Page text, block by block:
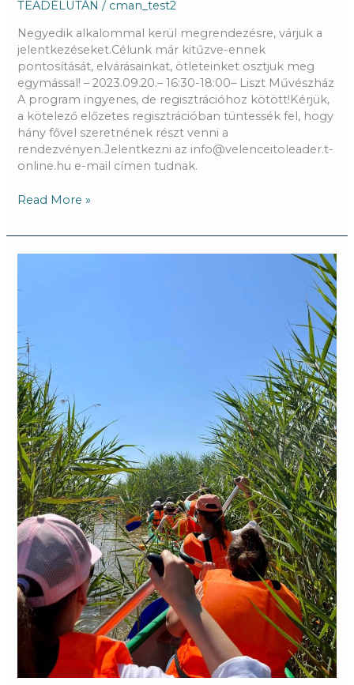
TEADÉLUTÁN / cman_test2
Negyedik alkalommal kerül megrendezésre, várjuk a
jelentkezéseket.Célunk már kitűzve-ennek
pontosítását, elvárásainkat, ötleteinket osztjuk meg
egymással! – 2023.09.20.– 16:30-18:00– Liszt Művészház
A program ingyenes, de regisztrációhoz kötött!Kérjük,
a kötelező előzetes regisztrációban tüntessék fel, hogy
hány fővel szeretnének részt venni a
rendezvényen.Jelentkezni az info@velenceitoleader.t-
online.hu e-mail címen tudnak.
Read More »